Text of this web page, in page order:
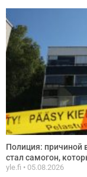
Полиция: причиной
стал самогон,
yle.fi 05.08.2026